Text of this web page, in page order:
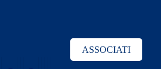
ASSOCIATI